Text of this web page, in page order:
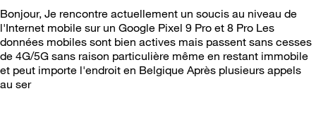
Bonjour, Je rencontre actuellement un soucis au niveau de
l'Internet mobile sur un Google Pixel 9 Pro et 8 Pro Les
données mobiles sont bien actives mais passent sans cesses
de 4G/5G sans raison particulière même en restant immobile
et peut importe l'endroit en Belgique Après plusieurs appels
au ser